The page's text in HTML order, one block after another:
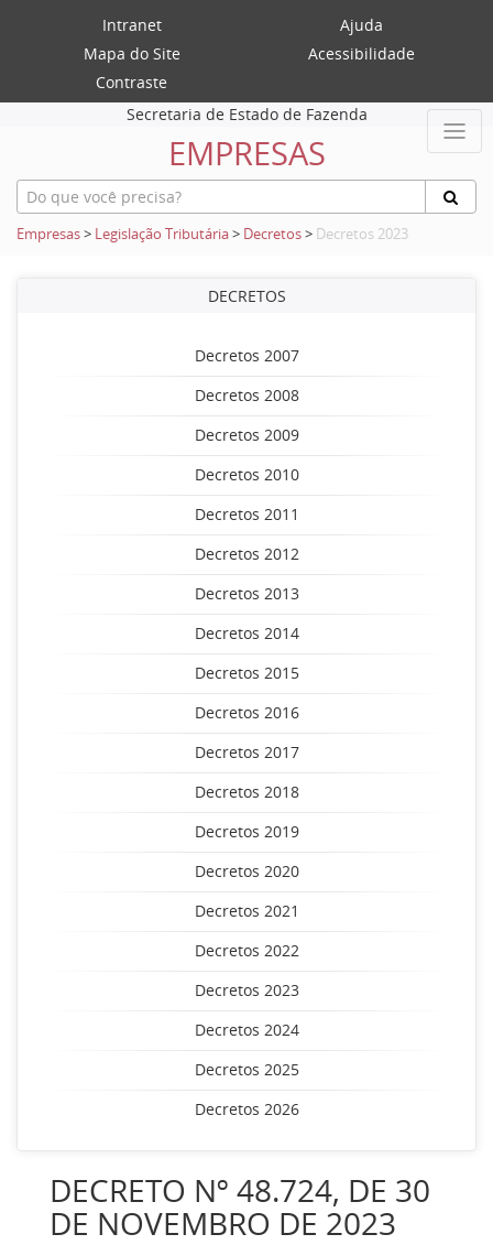
Intranet
Ajuda
Mapa do Site
Acessibilidade
Contraste
Secretaria de Estado de Fazenda
EMPRESAS
Empresas> Legislação Tributária> Decretos> Decretos 2023
DECRETOS
Decretos 2007
Decretos 2008
Decretos 2009
Decretos 2010
Decretos 2011
Decretos 2012
Decretos 2013
Decretos 2014
Decretos 2015
Decretos 2016
Decretos 2017
Decretos 2018
Decretos 2019
Decretos 2020
Decretos 2021
Decretos 2022
Decretos 2023
Decretos 2024
Decretos 2025
Decretos 2026
DECRETO Nº 48.724, DE 30
DE NOVEMBRO DE 2023